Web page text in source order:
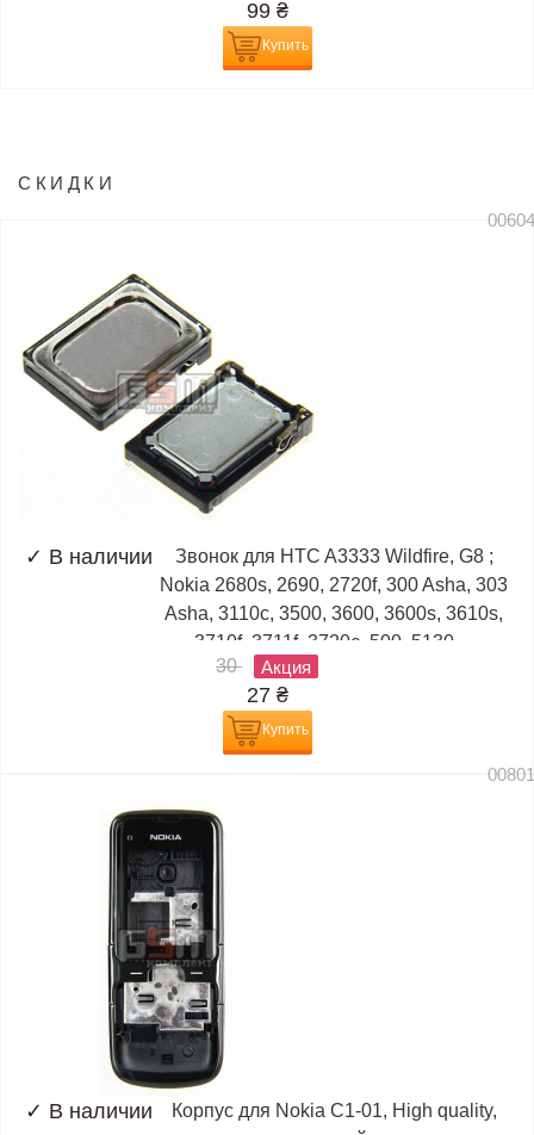
99 ₴
Купить
СКИДКИ
✓ В наличии
Звонок для HTC A3333 Wildfire, G8 ;
Nokia 2680s, 2690, 2720f, 300 Asha, 303
Asha, 3110c, 3500, 3600, 3600s, 3610s,
3710f, 3711f, 3720c, 500, 5130,...
30
Акция
27 ₴
Купить
✓ В наличии
Корпус для Nokia C1-01, High quality,